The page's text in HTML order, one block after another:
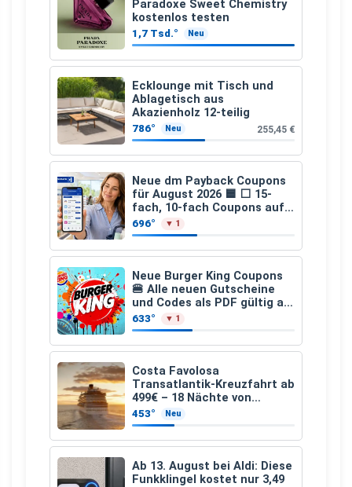
Paradoxe Sweet Chemistry
kostenlos testen
1,7 Tsd.° Neu
Ecklounge mit Tisch und
Ablagetisch aus
Akazienholz 12-teilig
786° Neu 255,45 €
Neue dm Payback Coupons
für August 2026 🟦 ⬜ 15-
fach, 10-fach Coupons auf
den gesamten Einkauf ab 2
€
696° ▼ 1
Neue Burger King Coupons
🍔 Alle neuen Gutscheine
und Codes als PDF gültig ab
25.07.2026 bis 04.09.2026
633° ▼ 1
Costa Favolosa
Transatlantik-Kreuzfahrt ab
499€ – 18 Nächte von
Hamburg nach Guadeloupe
453° Neu
Ab 13. August bei Aldi: Diese
Funkklingel kostet nur 3,49